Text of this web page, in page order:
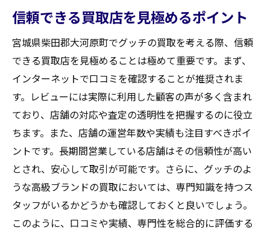
付属品の有無が価格に与える効果
過去の買取事例から学ぶ査定基準
買取価格を左右する人気モデル
大河原町での査定を有利に進める準備
グッチ買取を成功させる！査定前に準備してお
くべきこと
商品を清潔に保つためのケア方法
査定前に確認すべき書類と付属品
買取前に知っておくべき事前情報
高額査定を狙うための保管方法
査定日までに準備すべき時間管理
信頼できる買取店を見極めるポイント
宮城県柴田郡大河原町でグッチの買取を考える際、信頼
できる買取店を見極めることは極めて重要です。まず、
インターネットで口コミを確認することが推奨されま
す。レビューには実際に利用した顧客の声が多く含まれ
ており、店舗の対応や査定の透明性を把握するのに役立
ちます。また、店舗の運営年数や実績も注目すべきポイ
ントです。長期間営業している店舗はその信頼性が高い
とされ、安心して取引が可能です。さらに、グッチのよ
うな高級ブランドの買取においては、専門知識を持つス
タッフがいるかどうかも確認しておくと良いでしょう。
このように、口コミや実績、専門性を総合的に評価する